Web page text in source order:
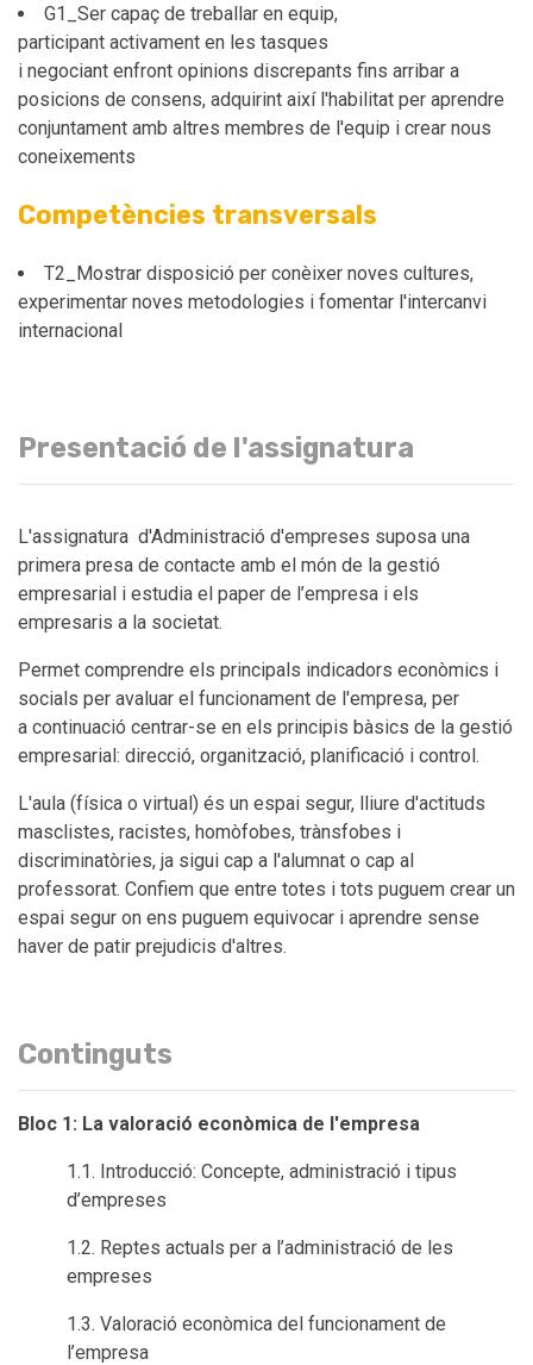
G1_Ser capaç de treballar en equip,
participant activament en les tasques
i negociant enfront opinions discrepants fins arribar a
posicions de consens, adquirint així l'habilitat per aprendre
conjuntament amb altres membres de l'equip i crear nous
coneixements
Competències transversals
T2_Mostrar disposició per conèixer noves cultures,
experimentar noves metodologies i fomentar l'intercanvi
internacional
Presentació de l'assignatura
L'assignatura d'Administració d'empreses suposa una
primera presa de contacte amb el món de la gestió
empresarial i estudia el paper de l’empresa i els
empresaris a la societat.
Permet comprendre els principals indicadors econòmics i
socials per avaluar el funcionament de l'empresa, per
a continuació centrar-se en els principis bàsics de la gestió
empresarial: direcció, organització, planificació i control.
L'aula (física o virtual) és un espai segur, lliure d'actituds
masclistes, racistes, homòfobes, trànsfobes i
discriminatòries, ja sigui cap a l'alumnat o cap al
professorat. Confiem que entre totes i tots puguem crear un
espai segur on ens puguem equivocar i aprendre sense
haver de patir prejudicis d'altres.
Continguts
Bloc 1: La valoració econòmica de l'empresa
1.1. Introducció: Concepte, administració i tipus
d’empreses
1.2. Reptes actuals per a l’administració de les
empreses
1.3. Valoració econòmica del funcionament de
l’empresa